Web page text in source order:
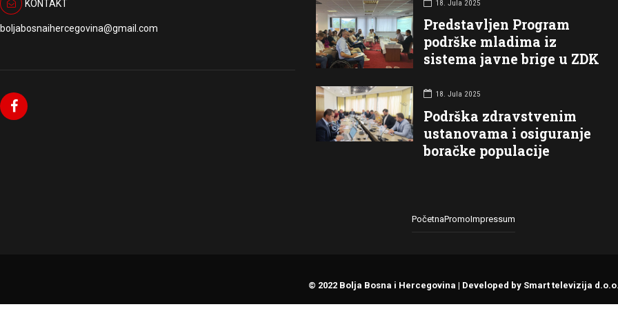
KONTAKT
boljabosnaihercegovina@gmail.com
18. Jula 2025
Predstavljen Program
podrške mladima iz
sistema javne brige u ZDK
18. Jula 2025
Podrška zdravstvenim
ustanovama i osiguranje
boračke populacije
PočetnaPromoImpressum
© 2022 Bolja Bosna i Hercegovina | Developed by Smart televizija